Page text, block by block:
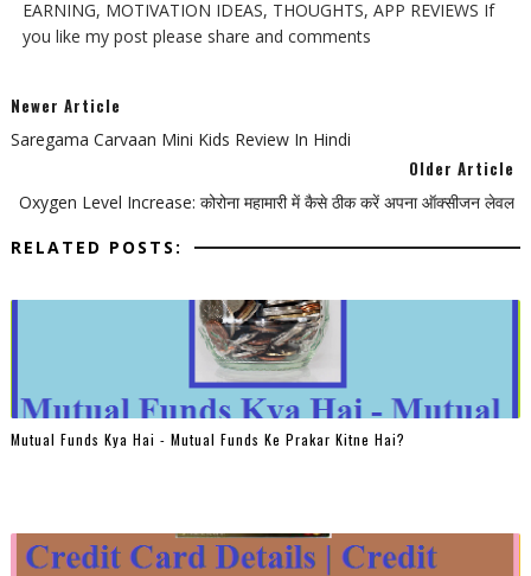
EARNING, MOTIVATION IDEAS, THOUGHTS, APP REVIEWS If
you like my post please share and comments
Newer Article
Saregama Carvaan Mini Kids Review In Hindi
Older Article
Oxygen Level Increase: कोरोना महामारी में कैसे ठीक करें अपना ऑक्सीजन लेवल
RELATED POSTS:
Mutual Funds Kya Hai - Mutual Funds Ke Prakar Kitne Hai?